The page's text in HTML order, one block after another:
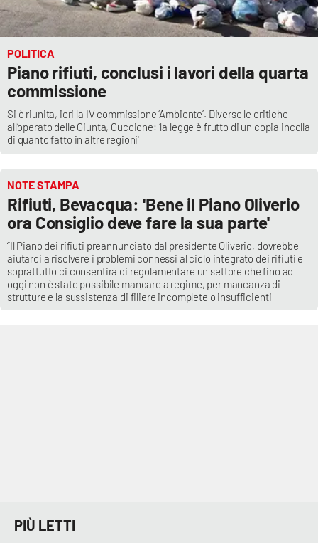
RUBRICHE
Good Morning Vietnam
Parchi Marini Calabria
Leggendo Alvaro insieme
Le perfidie di Antonella Grippo
Venti di comunicazione
STREAMING
POLITICA
Piano rifiuti, conclusi i lavori della quarta
commissione
Si è riunita, ieri la IV commissione ‘Ambiente’. Diverse le critiche
all’operato delle Giunta, Guccione: ‘la legge è frutto di un copia incolla
di quanto fatto in altre regioni'
NOTE STAMPA
Rifiuti, Bevacqua: 'Bene il Piano Oliverio
ora Consiglio deve fare la sua parte'
“Il Piano dei rifiuti preannunciato dal presidente Oliverio, dovrebbe
aiutarci a risolvere i problemi connessi al ciclo integrato dei rifiuti e
soprattutto ci consentirà di regolamentare un settore che fino ad
oggi non è stato possibile mandare a regime, per mancanza di
strutture e la sussistenza di filiere incomplete o insufficienti
PIÙ LETTI